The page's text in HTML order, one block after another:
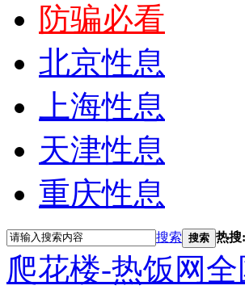
防骗必看
北京性息
上海性息
天津性息
重庆性息
搜索 搜索 热搜:
爬花楼-热饭网